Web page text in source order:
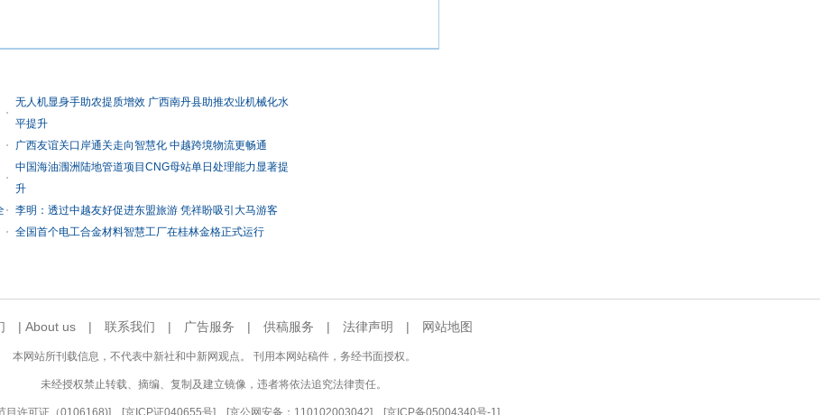
无人机显身手助农提质增效 广西南丹县助推农业机械化水
平提升
广西友谊关口岸通关走向智慧化 中越跨境物流更畅通
中国海油涠洲陆地管道项目CNG母站单日处理能力显著提
升
李明：透过中越友好促进东盟旅游 凭祥盼吸引大马游客
全国首个电工合金材料智慧工厂在桂林金格正式运行
| About us | 联系我们 | 广告服务 | 供稿服务 | 法律声明 | 网站地图
本网站所刊载信息，不代表中新社和中新网观点。 刊用本网站稿件，务经书面授权。
未经授权禁止转载、摘编、复制及建立镜像，违者将依法追究法律责任。
目许可证（0106168)] [京ICP证040655号] [京公网安备：110102003042] [京ICP备05004340号-1 ]